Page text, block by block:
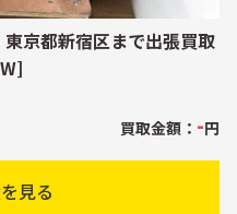
京都新宿区まで出張買取
買取金額： -円
見る